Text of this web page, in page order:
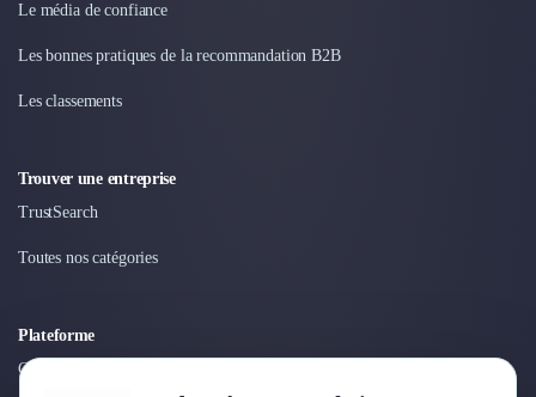
Le média de confiance
Les bonnes pratiques de la recommandation B2B
Les classements
Trouver une entreprise
TrustSearch
Toutes nos catégories
Plateforme
Connexion